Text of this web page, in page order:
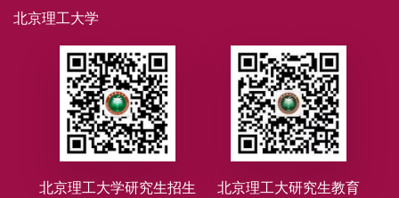
北京理工大学
北京理工大学研究生招生 北京理工大研究生教育